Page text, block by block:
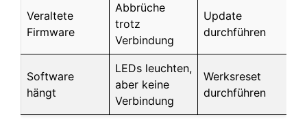
Veraltete
Firmware
Abbrüche
trotz
Verbindung
Update
durchführen
Software
hängt
LEDs leuchten,
aber keine
Verbindung
Werksreset
durchführen